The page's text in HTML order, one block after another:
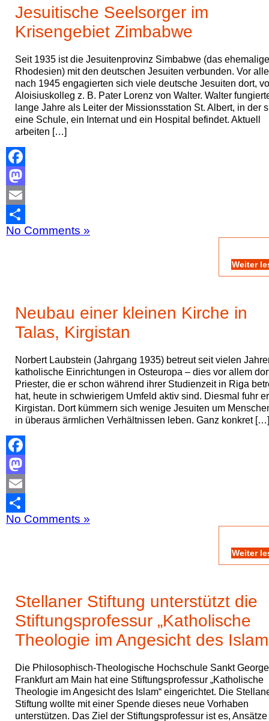
Jesuitische Seelsorger im
Krisengebiet Zimbabwe
Seit 1935 ist die Jesuitenprovinz Simbabwe (das ehemalige
Rhodesien) mit den deutschen Jesuiten verbunden. Vor
nach 1945 engagierten sich viele deutsche Jesuiten dort,
Aloisiuskolleg z. B. Pater Lorenz von Walter. Walter
lange Jahre als Leiter der Missionsstation St. Albert, in der
eine Schule, ein Internat und ein Hospital befindet. Aktuell
arbeiten […]
Facebook
Mastodon
Email
Teilen
No Comments »
Weiter
Neubau einer kleinen Kirche in
Talas, Kirgistan
Norbert Laubstein (Jahrgang 1935) betreut seit vielen
katholische Einrichtungen in Osteuropa – dies vor allem
Priester, die er schon während ihrer Studienzeit in Riga
hat, heute in schwierigem Umfeld aktiv sind. Diesmal fuhr
Kirgistan. Dort kümmern sich wenige Jesuiten um
in überaus ärmlichen Verhältnissen leben. Ganz konkret […]
Facebook
Mastodon
Email
Teilen
No Comments »
Weiter
Stellaner Stiftung unterstützt die
Stiftungsprofessur „Katholische
Theologie im Angesicht des
Die Philosophisch-Theologische Hochschule Sankt
Frankfurt am Main hat eine Stiftungsprofessur „Katholische
Theologie im Angesicht des Islam“ eingerichtet. Die
Stiftung wollte mit einer Spende dieses neue Vorhaben
unterstützen. Das Ziel der Stiftungsprofessur ist es, Ansätze